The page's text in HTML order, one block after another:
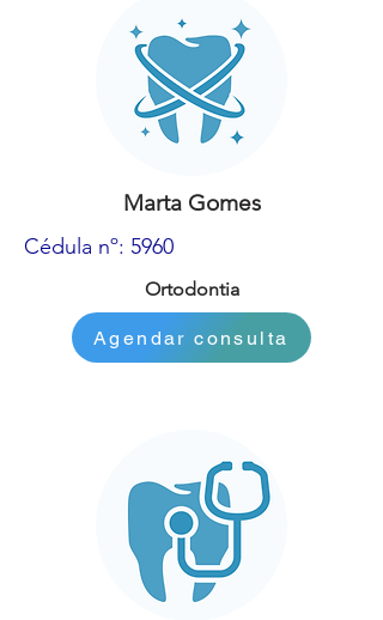
Marta Gomes
Cédula nº: 5960
Ortodontia
Agendar consulta